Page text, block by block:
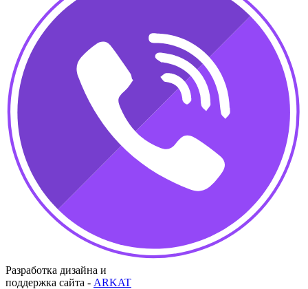
Разработка дизайна и
поддержка сайта - ARKAT